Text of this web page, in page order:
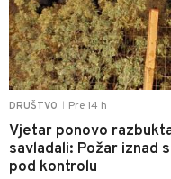
DRUŠTVO Pre 14 h
Vjetar ponovo
savladali: Požar iznad
pod kontrolu